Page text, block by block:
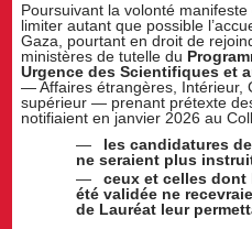
Poursuivant la volonté
limiter autant que possible
Gaza, pourtant en droit de
ministères de tutelle du
Urgence des Scientifiques et
— Affaires étrangères, Intérieur,
supérieur — prenant prétexte
notifiaient en janvier 2026 au
les candidatures
ne seraient plus
ceux et celles dont
été validée ne
de Lauréat leur